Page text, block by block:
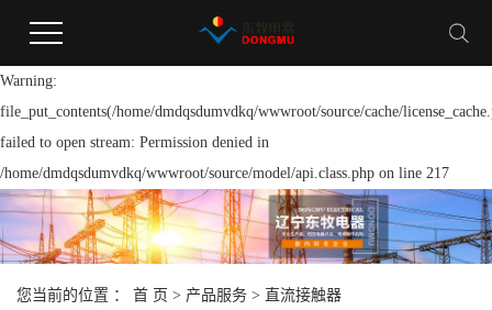
Warning:
file_put_contents(/home/dmdqsdumvdkq/wwwroot/source/cache/
failed to open stream: Permission denied in
/home/dmdqsdumvdkq/wwwroot/source/model/api.class.php on line 217
您当前的位置 ： 首 页 > 产品服务 > 直流接触器